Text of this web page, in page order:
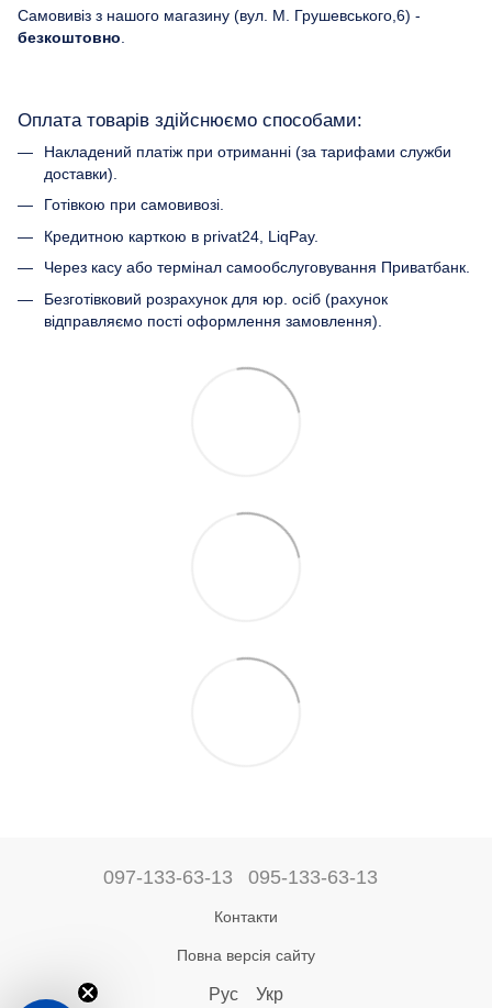
Самовивіз з нашого магазину (вул. М. Грушевського,6) -
безкоштовно
Оплата товарів здійснюємо способами:
Накладений платіж при отриманні (за тарифами служби
доставки).
Готівкою при самовивозі.
Кредитною карткою в privat24, LiqPay.
Через касу або термінал самообслуговування Приватбанк.
Безготівковий розрахунок для юр. осіб (рахунок
відправляємо пості оформлення замовлення).
097-133-63-13 095-133-63-13
Контакти
Повна версія сайту
Рус Укр